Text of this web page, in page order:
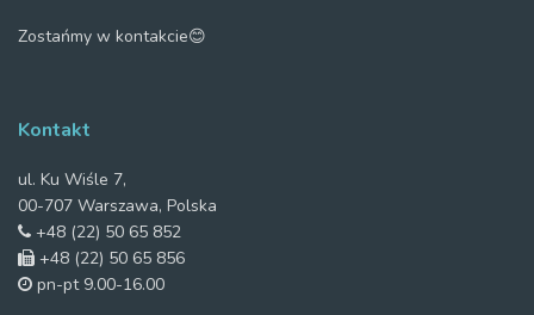
Zostańmy w kontakcie😊
Kontakt
ul. Ku Wiśle 7,
00-707 Warszawa, Polska
+48 (22) 50 65 852
+48 (22) 50 65 856
pn-pt 9.00-16.00